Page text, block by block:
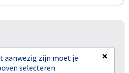
aanwezig zijn moet je
selecteren
×